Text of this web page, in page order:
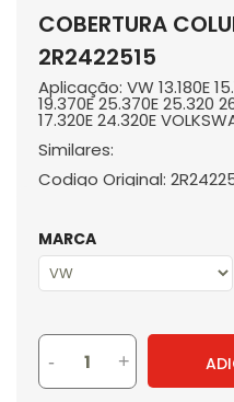
COBERTURA
2R2422515
Aplicação: VW 13.180E
19.370E 25.370E 25.320
17.320E 24.320E
Similares:
Codigo Original:
MARCA
- +